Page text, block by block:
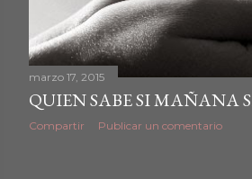
a
s
marzo 17, 2015
QUIEN SABE SI MAÑANA
Compartir Publicar un comentario